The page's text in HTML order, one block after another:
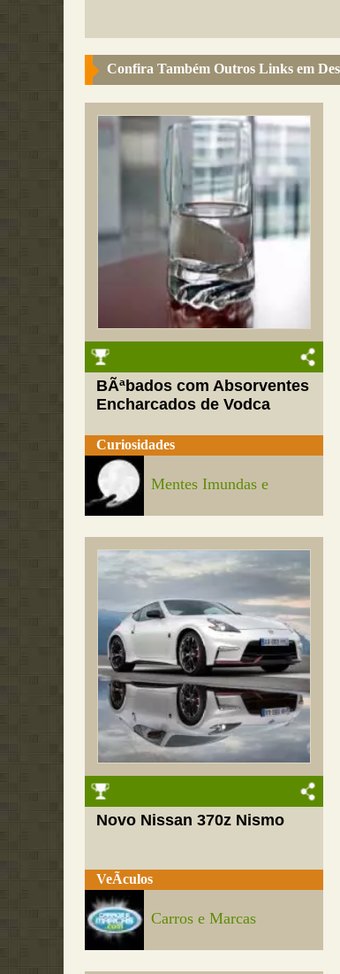
Confira Também Outros Links em
BÃªbados com Absorventes
Encharcados de Vodca
Curiosidades
Mentes Imundas e
Novo Nissan 370z Nismo
VeÃ­culos
Carros e Marcas